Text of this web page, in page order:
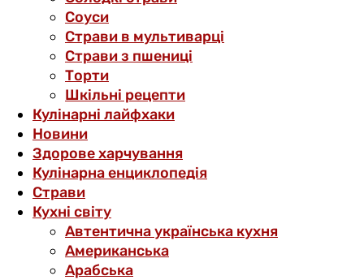
Соуси
Страви в мультиварці
Страви з пшениці
Торти
Шкільні рецепти
Кулінарні лайфхаки
Новини
Здорове харчування
Кулінарна енциклопедія
Страви
Кухні світу
Автентична українська кухня
Американська
Арабська